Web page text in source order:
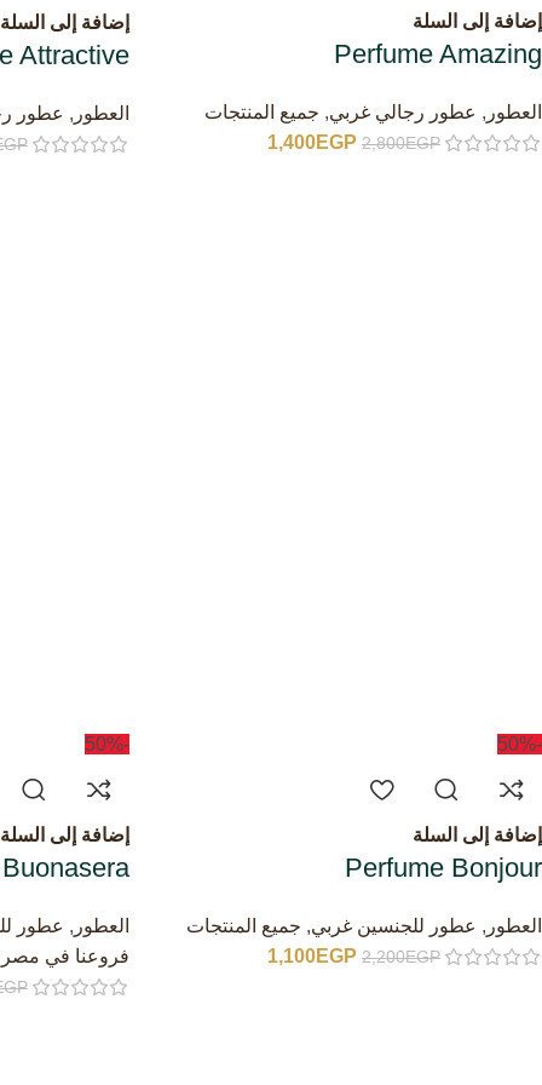
إضافة إلى السلة
Perfume Amazing
العطور , عطور رجالي غربي, جميع المنتجات
2,800EGP
1,400EGP
إضافة إلى السلة
Attractive
العطور , عطور
-50%
إضافة إلى السلة
Perfume Bonjour
العطور , عطور للجنسين غربي, جميع المنتجات
2,200EGP
1,100EGP
-50%
إضافة إلى السلة
العطور , عطور
فروعنا في مصر